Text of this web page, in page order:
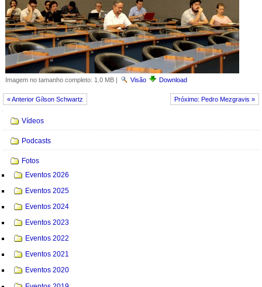
Imagem no tamanho completo: 1.0 MB| Visão Download
« Anterior Gílson Schwartz Próximo: Pedro Mezgravis »
Vídeos
Podcasts
Fotos
Eventos 2026
Eventos 2025
Eventos 2024
Eventos 2023
Eventos 2022
Eventos 2021
Eventos 2020